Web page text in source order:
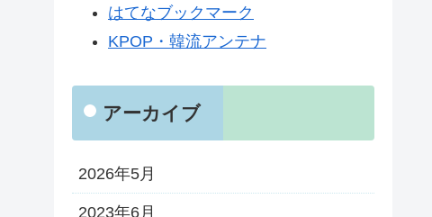
はてなブックマーク
KPOP・韓流アンテナ
アーカイブ
2026年5月
2023年6月